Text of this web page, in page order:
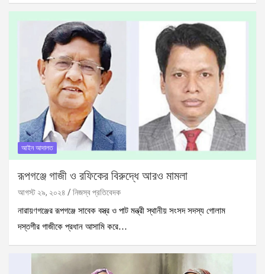
আইন আদালত
রূপগঞ্জে গাজী ও রফিকের বিরুদ্ধে আরও মামলা
আগস্ট ২৯, ২০২৪
নিজস্ব প্রতিবেদক
নারায়ণগঞ্জের রূপগঞ্জে সাবেক বস্ত্র ও পাট মন্ত্রী স্থানীয় সংসদ সদস্য গোলাম
দস্তগীর গাজীকে প্রধান আসামি করে…